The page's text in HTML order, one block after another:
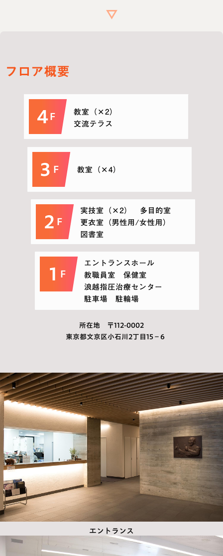
フロア概要
所在地 〒112-0002
東京都文京区小石川2丁目15−6
エントランス